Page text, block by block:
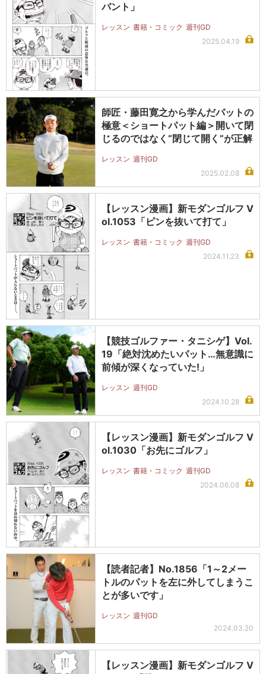
バント」
レッスン 書籍・コミック 週刊GD
2025.04.19
師匠・藤田寛之から学んだパットの
極意＜ショートパット編＞開いて閉
じるのではなく“閉じて開く”が正解
レッスン 週刊GD
2025.02.08
【レッスン漫画】新モダンゴルフ V
ol.1053「ピンを抜いて打て」
レッスン 書籍・コミック 週刊GD
2024.11.23
【競技ゴルファー・タニシゲ】Vol.
19「絶対沈めたいパット…無意識に
前傾が深くなっていた!」
レッスン 週刊GD
2024.10.28
【レッスン漫画】新モダンゴルフ V
ol.1030「お先にゴルフ」
レッスン 書籍・コミック 週刊GD
2024.06.08
【読者記者】No.1856「1～2メー
トルのパットを左に外してしまうこ
とが多いです」
レッスン 週刊GD
2024.03.20
【レッスン漫画】新モダンゴルフ V